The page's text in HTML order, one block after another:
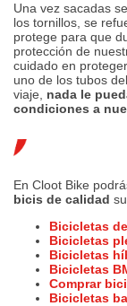
Una vez sacadas
los tornillos, se
protege para que
protección de
cuidado en
uno de los tubos
viaje,
nada le
condiciones a
En Cloot Bike
bicis de calidad
Bicicletas
Bicicletas
Bicicletas
Bicicletas
Comprar
Bicicletas